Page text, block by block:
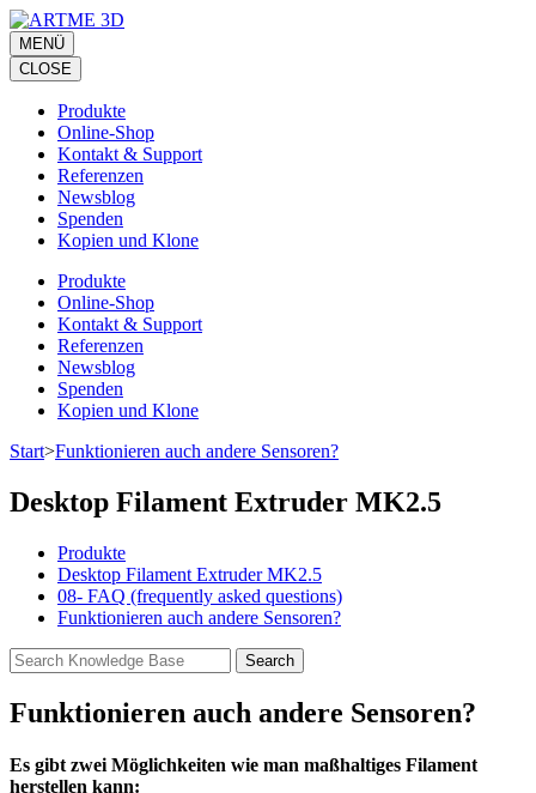
Zum
Inhalt
springen
(Eingabetaste
drücken)
MENÜ
CLOSE
Produkte
Online-Shop
Kontakt & Support
Referenzen
Newsblog
Spenden
Kopien und Klone
Produkte
Online-Shop
Kontakt & Support
Referenzen
Newsblog
Spenden
Kopien und Klone
Start>Funktionieren auch andere Sensoren?
Desktop Filament Extruder MK2.5
Produkte
Desktop Filament Extruder MK2.5
08- FAQ (frequently asked questions)
Funktionieren auch andere Sensoren?
Funktionieren auch andere Sensoren?
Es gibt zwei Möglichkeiten wie man maßhaltiges Filament
herstellen kann: